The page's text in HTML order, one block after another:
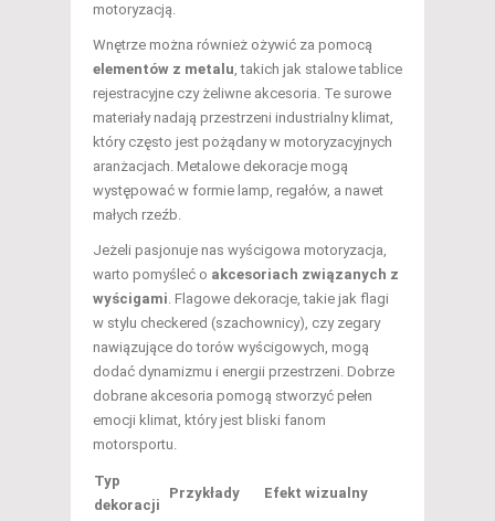
motoryzacją.
Wnętrze można również ożywić za pomocą
elementów z metalu, takich jak stalowe tablice
rejestracyjne czy żeliwne akcesoria. Te surowe
materiały nadają przestrzeni industrialny klimat,
który często jest pożądany w motoryzacyjnych
aranżacjach. Metalowe dekoracje mogą
występować w formie lamp, regałów, a nawet
małych rzeźb.
Jeżeli pasjonuje nas wyścigowa motoryzacja,
warto pomyśleć o akcesoriach związanych z
wyścigami. Flagowe dekoracje, takie jak flagi
w stylu checkered (szachownicy), czy zegary
nawiązujące do torów wyścigowych, mogą
dodać dynamizmu i energii przestrzeni. Dobrze
dobrane akcesoria pomogą stworzyć pełen
emocji klimat, który jest bliski fanom
motorsportu.
Typ
dekoracji
Przykłady Efekt wizualny